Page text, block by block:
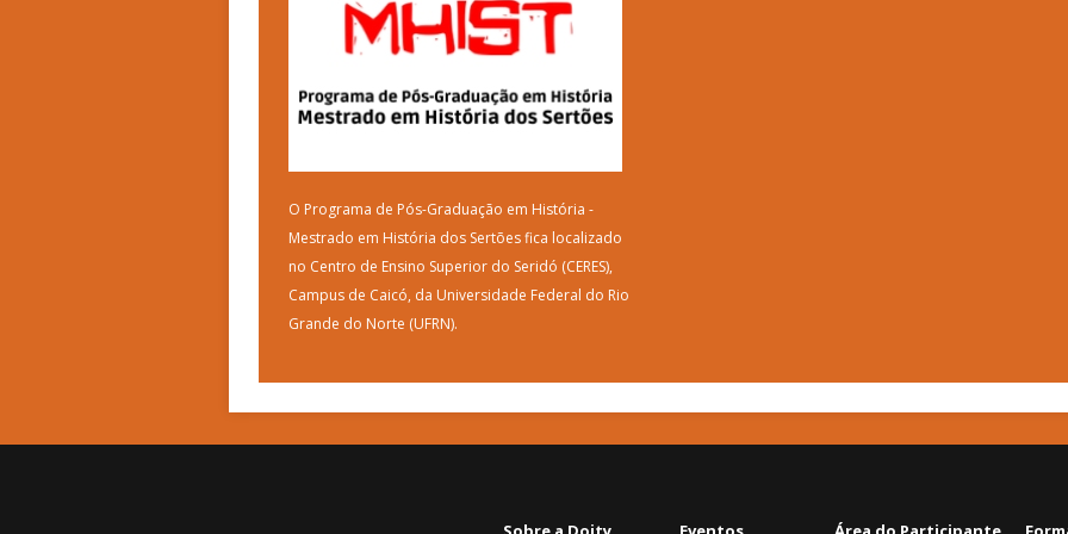
O Programa de Pós-Graduação em História -
Mestrado em História dos Sertões fica localizado
no Centro de Ensino Superior do Seridó (CERES),
Campus de Caicó, da Universidade Federal do Rio
Grande do Norte (UFRN).